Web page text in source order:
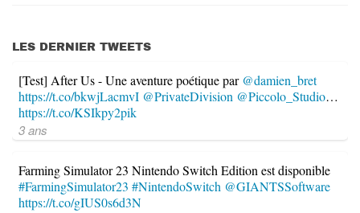
LES DERNIER TWEETS
[Test] After Us - Une aventure poétique par @damien_bret
https://t.co/bkwjLacmvI @PrivateDivision @Piccolo_Studio…
https://t.co/KSIkpy2pik
3 ans
Farming Simulator 23 Nintendo Switch Edition est disponible
#FarmingSimulator23 #NintendoSwitch @GIANTSSoftware
https://t.co/gIUS0s6d3N